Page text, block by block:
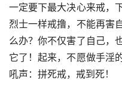
一定要下最大决心来戒，
烈士一样戒撸，不能再害
么办？你不仅害了自己，
它了！起来，不愿做手淫
吼声：拼死戒，戒到死！